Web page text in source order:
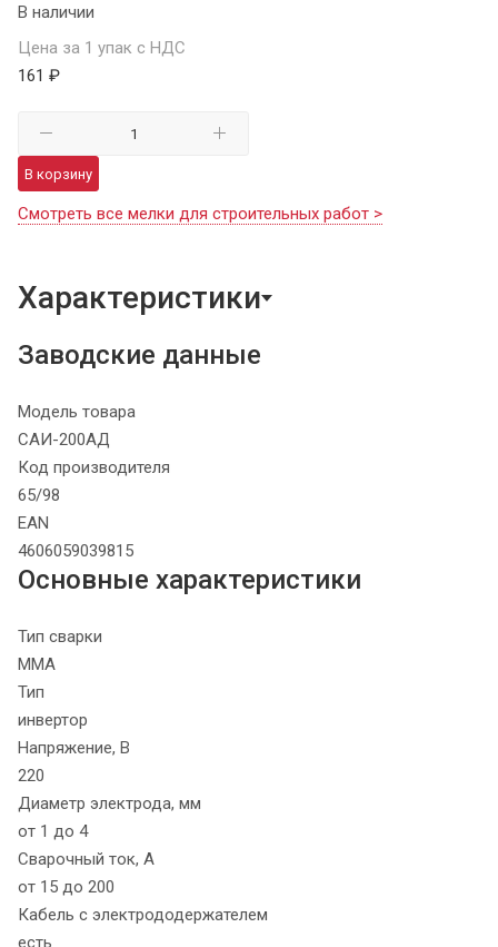
В наличии
Цена за 1 упак с НДС
161 ₽
В корзину
Смотреть все мелки для строительных работ >
Характеристики
Заводские данные
Модель товара
САИ-200АД
Код производителя
65/98
EAN
4606059039815
Основные характеристики
Тип сварки
MMA
Тип
инвертор
Напряжение, В
220
Диаметр электрода, мм
от 1 до 4
Сварочный ток, А
от 15 до 200
Кабель с электрододержателем
есть